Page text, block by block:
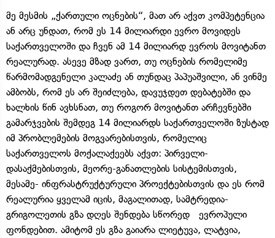
მე მესმის „ქართული ოცნების“, მათ არ აქვთ კომპეტენცია
ან არც უნდათ, რომ ეს 14 მილიარდი ევრო მოვიდეს
საქართველოში და ჩვენ ამ 14 მილიარდ ევროს მოვიტანთ
რეალურად. ასევე მზად ვართ, თუ ოცნების რომელიმე
წარმომადგენელი კალაძე ან თუნდაც პაპუაშვილი, ან ვინმე
ამბობს, რომ ეს არ შეიძლება, დავუჯდეთ დებატებში და
ხალხის წინ ავხსნათ, თუ როგორ მოვიტანთ არჩევნებში
გამარჯვების შემდეგ 14 მილიარდს საქართველოში ზუსტად
იმ პრობლემების მოგვარებისთვის, რომელიც
საქართველოს მოქალაქეებს აქვთ: პირველი-
დასაქმებისთვის, მეორე-განათლების სისტემისთვის,
მესამე- ინფრასტრუქტურული პროექტებისთვის და ეს რომ
რეალურია ყველამ იცის, მაგალითად, სამტრედია-
გრიგოლეთის გზა დღეს შენდება სწორედ ევროპული
ფონდებით. ამიტომ ეს გზა გაიარა ლიეტუვა, ლატვია,